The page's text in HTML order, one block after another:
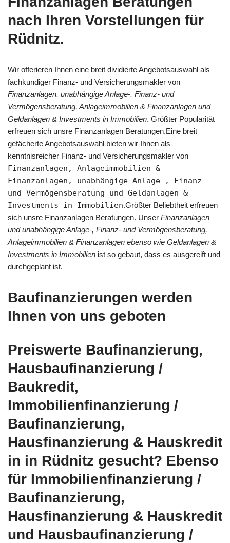
nach Ihren Vorstellungen für
Rüdnitz.
Wir offerieren Ihnen eine breit dividierte Angebotsauswahl als
fachkundiger Finanz- und Versicherungsmakler von
Finanzanlagen, unabhängige Anlage-, Finanz- und
Vermögensberatung, Anlageimmobilien & Finanzanlagen und
Geldanlagen & Investments in Immobilien. Größter Popularität
erfreuen sich unsre Finanzanlagen Beratungen.Eine breit
gefächerte Angebotsauswahl bieten wir Ihnen als
kenntnisreicher Finanz- und Versicherungsmakler von
Finanzanlagen, Anlageimmobilien &
Finanzanlagen, unabhängige Anlage-, Finanz-
und Vermögensberatung und Geldanlagen &
Investments in Immobilien.Größter Beliebtheit erfreuen
sich unsre Finanzanlagen Beratungen. Unser Finanzanlagen
und unabhängige Anlage-, Finanz- und Vermögensberatung,
Anlageimmobilien & Finanzanlagen ebenso wie Geldanlagen &
Investments in Immobilien ist so gebaut, dass es ausgereift und
durchgeplant ist.
Baufinanzierungen werden
Ihnen von uns geboten
Preiswerte Baufinanzierung,
Hausbaufinanzierung /
Baukredit,
Immobilienfinanzierung /
Baufinanzierung,
Hausfinanzierung & Hauskredit
in in Rüdnitz gesucht? Ebenso
für Immobilienfinanzierung /
Baufinanzierung,
Hausfinanzierung & Hauskredit
und Hausbaufinanzierung /